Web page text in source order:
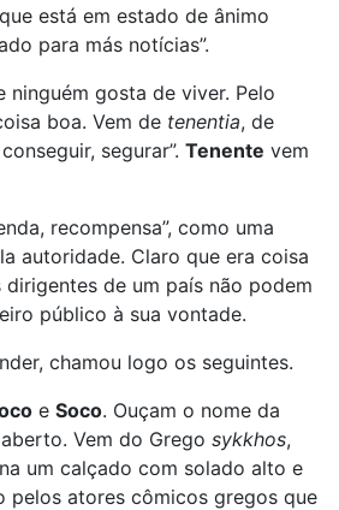
está em estado de ânimo
para más notícias”.
ninguém gosta de viver. Pelo
boa. Vem de tenentia, de
segurar”. Tenente vem
recompensa”, como uma
autoridade. Claro que era coisa
de um país não podem
público à sua vontade.
chamou logo os seguintes.
e Soco. Ouçam o nome da
Vem do Grego sykkhos,
um calçado com solado alto e
pelos atores cômicos gregos que